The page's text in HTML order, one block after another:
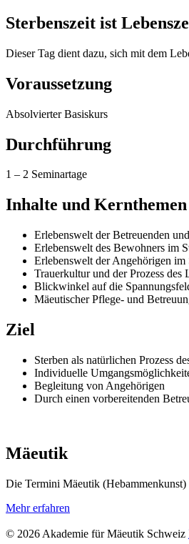
Sterbenszeit ist
Dieser Tag dient dazu, sich mit dem
Voraussetzung
Absolvierter Basiskurs
Durchführung
1 – 2 Seminartage
Inhalte und Kernthemen
Erlebenswelt der Betreuenden
Erlebenswelt des Bewohners im
Erlebenswelt der Angehörigen im
Trauerkultur und der Prozess des
Blickwinkel auf die
Mäeutischer Pflege- und
Ziel
Sterben als natürlichen Prozess
Individuelle
Begleitung von Angehörigen
Durch einen vorbereitenden
Mäeutik
Die Termini Mäeutik (Hebammenkunst)
Mehr erfahren
© 2026 Akademie für Mäeutik Schweiz